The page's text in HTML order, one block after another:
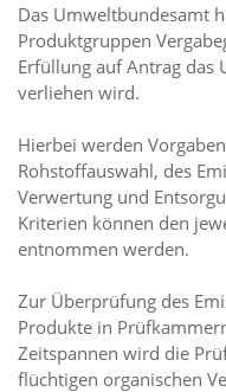
Das Umweltbundesamt
Produktgruppen
Erfüllung auf Antrag das
verliehen wird.
Hierbei werden
Rohstoffauswahl, des
Verwertung und
Kriterien können den
entnommen werden.
Zur Überprüfung des
Produkte in
Zeitspannen wird die
flüchtigen organischen